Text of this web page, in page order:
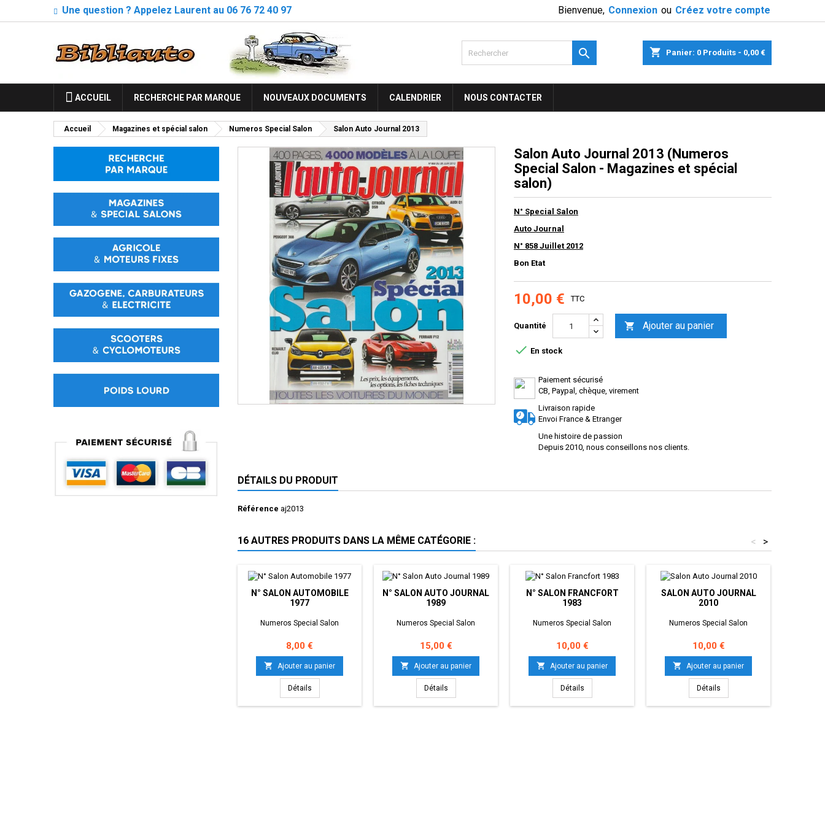
Une question ? Appelez Laurent au 06 76 72 40 97 Bienvenue, Connexion ou Créez votre compte
shopping_cart Panier: 0 Produits - 0,00 €

ACCUEIL RECHERCHE PAR MARQUE NOUVEAUX DOCUMENTS CALENDRIER NOUS CONTACTER
Accueil Magazines et spécial salon Numeros Special Salon Salon Auto Journal 2013
Salon Auto Journal 2013 (Numeros
Special Salon - Magazines et spécial
salon)
N° Special Salon
Auto Journal
N° 858 Juillet 2012
Bon Etat
10,00 € TTC
Quantité  Ajouter au panier
 En stock
Paiement sécurisé
CB, Paypal, chèque, virement
Livraison rapide
Envoi France & Etranger
Une histoire de passion
Depuis 2010, nous conseillons nos clients.
DÉTAILS DU PRODUIT
Référence aj2013
16 AUTRES PRODUITS DANS LA MÊME CATÉGORIE : >
<
N° SALON AUTOMOBILE
1977
Numeros Special Salon
Prix
8,00 €
 Ajouter au panier
Détails
N° SALON AUTO JOURNAL
1989
Numeros Special Salon
Prix
15,00 €
 Ajouter au panier
Détails
N° SALON FRANCFORT
1983
Numeros Special Salon
Prix
10,00 €
 Ajouter au panier
Détails
SALON AUTO JOURNAL
2010
Numeros Special Salon
Prix
10,00 €
 Ajouter au panier
Détails